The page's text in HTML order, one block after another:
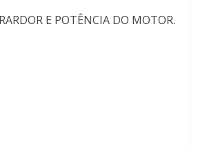
E POTÊNCIA DO MOTOR.